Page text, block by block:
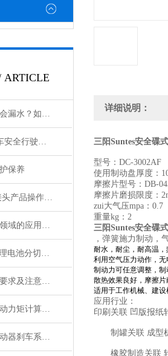
ARTICLE
蒸汽旋转接头为何会漏水？如何解决？
KEST制动器是汽车安全行驶中不可少的重要部件
保养
工控DSTI电滑环接头产品操作步骤、注意事项
油压制动器在汽车领域的应用与关键作用
KEST专业制造商-理电池分切机的滑差轴技术创新突破和特性
液压制动器的使用要求及注意事项解析
盘式制动器的大制动力矩计算如何做？
未来的印刷张力制动器刹车系统将更加智能化、自动化
详细说明：
三阳Suntes安全碟
型号：DC-3002AF
使用制动盘厚度：
摩擦片型号：DB-
摩擦片磨损限度：
zui大气压mpa：0.7
重量kg：2
三阳Suntes安全碟
，弹簧施力制动，
耐水，耐尘，耐高温
利用空气压力动作，
制动力可任意调整，
散热效果良好，摩擦
适用于工作机械、建
应用行业：
印刷关联 凹版报纸
制罐关联 成型
橡胶制造关联